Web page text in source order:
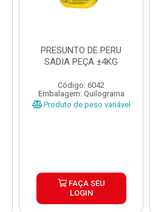
PRESUNTO DE PERU
SADIA PEÇA ±4KG
Código: 6042
Embalagem: Quilograma
Produto de peso variável
FAÇA SEU
LOGIN